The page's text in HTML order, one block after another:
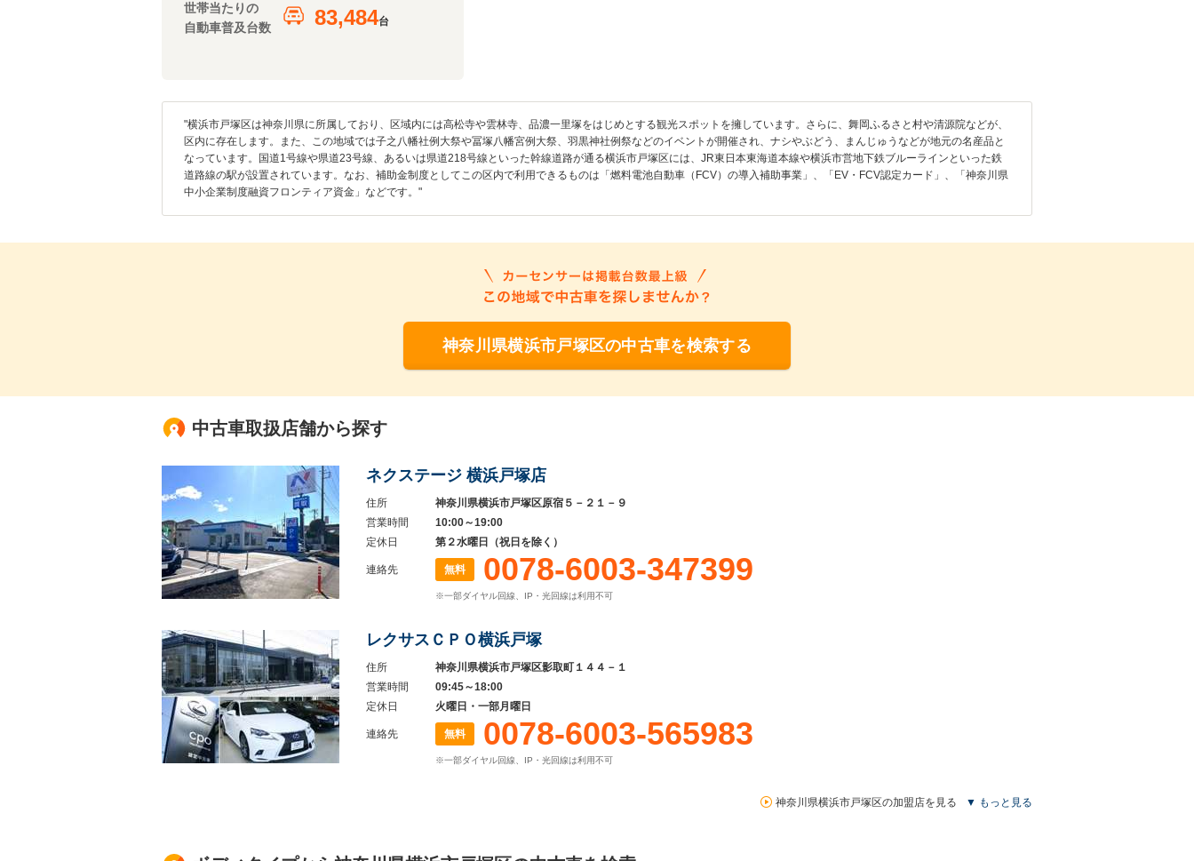
世帯当たりの
自動車普及台数
83,484台
"横浜市戸塚区は神奈川県に所属しており、区域内には高松寺や雲林寺、品濃一里塚をはじめとする観光スポットを擁しています。さらに、舞岡ふるさと村や清源院などが、
区内に存在します。また、この地域では子之八幡社例大祭や冨塚八幡宮例大祭、羽黒神社例祭などのイベントが開催され、ナシやぶどう、まんじゅうなどが地元の名産品と
なっています。国道1号線や県道23号線、あるいは県道218号線といった幹線道路が通る横浜市戸塚区には、JR東日本東海道本線や横浜市営地下鉄ブルーラインといった鉄
道路線の駅が設置されています。なお、補助金制度としてこの区内で利用できるものは「燃料電池自動車（FCV）の導入補助事業」、「EV・FCV認定カード」、「神奈川県
中小企業制度融資フロンティア資金」などです。"
神奈川県横浜市戸塚区の中古車を検索する
中古車取扱店舗から探す
ネクステージ 横浜戸塚店
住所
神奈川県横浜市戸塚区原宿５－２１－９
営業時間
10:00～19:00
定休日
第２水曜日（祝日を除く）
連絡先 無料 0078-6003-347399
※一部ダイヤル回線、IP・光回線は利用不可
レクサスＣＰＯ横浜戸塚
住所
神奈川県横浜市戸塚区影取町１４４－１
営業時間
09:45～18:00
定休日
火曜日・一部月曜日
連絡先 無料 0078-6003-565983
※一部ダイヤル回線、IP・光回線は利用不可
神奈川県横浜市戸塚区の加盟店を見る ▼ もっと見る